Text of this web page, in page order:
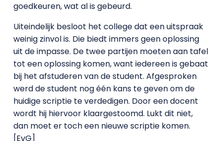
goedkeuren, wat al is gebeurd.
Uiteindelijk besloot het college dat een uitspraak
weinig zinvol is. Die biedt immers geen oplossing
uit de impasse. De twee partijen moeten aan tafel
tot een oplossing komen, want iedereen is gebaat
bij het afstuderen van de student. Afgesproken
werd de student nog één kans te geven om de
huidige scriptie te verdedigen. Door een docent
wordt hij hiervoor klaargestoomd. Lukt dit niet,
dan moet er toch een nieuwe scriptie komen.
[EvG]